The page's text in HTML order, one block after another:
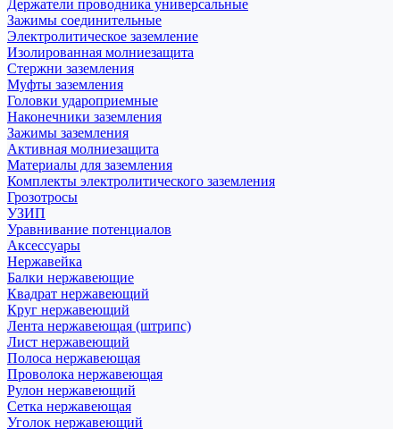
Держатели проводника универсальные
Зажимы соединительные
Электролитическое заземление
Изолированная молниезащита
Стержни заземления
Муфты заземления
Головки удароприемные
Наконечники заземления
Зажимы заземления
Активная молниезащита
Материалы для заземления
Комплекты электролитического заземления
Грозотросы
УЗИП
Уравнивание потенциалов
Аксессуары
Нержавейка
Балки нержавеющие
Квадрат нержавеющий
Круг нержавеющий
Лента нержавеющая (штрипс)
Лист нержавеющий
Полоса нержавеющая
Проволока нержавеющая
Рулон нержавеющий
Сетка нержавеющая
Уголок нержавеющий